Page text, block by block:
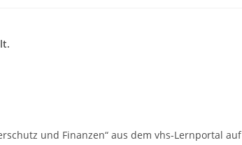
und Finanzen“ aus dem vhs-Lernportal auf